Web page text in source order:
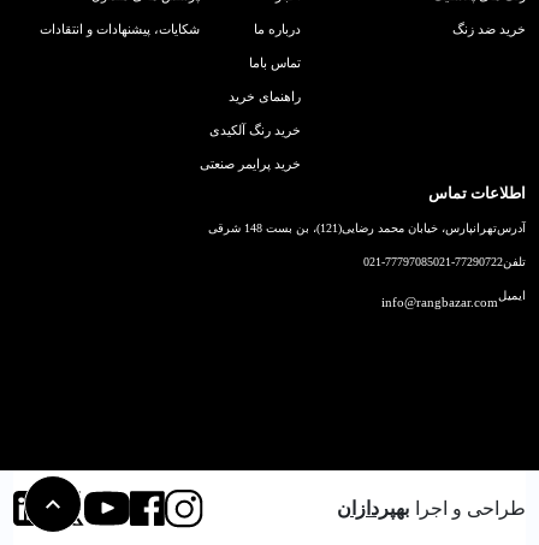
خرید ضد زنگ درباره ما
تماس باما
راهنمای خرید
خرید رنگ آلکیدی
خرید پرایمر صنعتی
شکایات، پیشنهادات و انتقادات
اطلاعات تماس
آدرستهرانپارس، خیابان محمد رضایی(121)، بن بست 148 شرقی
تلفن021-77290722
021-77797085
ایمیلinfo@rangbazar.com
طراحی و اجرا بهپردازان